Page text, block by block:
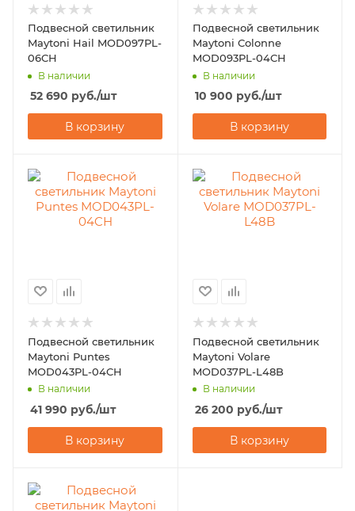
Подвесной светильник
Maytoni Hail MOD097PL-
06CH
В наличии
52 690 руб./шт
В корзину
Подвесной светильник
Maytoni Colonne
MOD093PL-04CH
В наличии
10 900 руб./шт
В корзину
Подвесной светильник
Maytoni Puntes
MOD043PL-04CH
В наличии
41 990 руб./шт
В корзину
Подвесной светильник
Maytoni Volare
MOD037PL-L48B
В наличии
26 200 руб./шт
В корзину